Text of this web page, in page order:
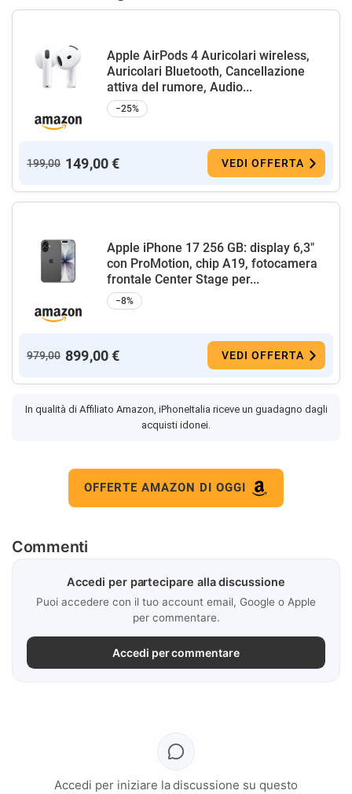
Apple AirPods 4 Auricolari wireless,
Auricolari Bluetooth, Cancellazione
attiva del rumore, Audio...
−25%
199,00 149,00 € VEDI OFFERTA
Apple iPhone 17 256 GB: display 6,3"
con ProMotion, chip A19, fotocamera
frontale Center Stage per...
−8%
979,00 899,00 € VEDI OFFERTA
In qualità di Affiliato Amazon, iPhoneItalia riceve un guadagno dagli
acquisti idonei.
OFFERTE AMAZON DI OGGI
Commenti
Accedi per partecipare alla discussione
Puoi accedere con il tuo account email, Google o Apple
per commentare.
Accedi per commentare
Accedi per iniziare la discussione su questo